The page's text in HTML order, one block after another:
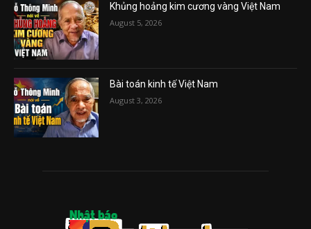
Khủng hoảng kim cương vàng Việt Nam
August 5, 2026
Bài toán kinh tế Việt Nam
August 3, 2026